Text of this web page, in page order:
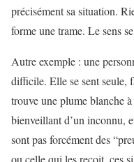
précisément sa situation.
forme une trame. Le sens
Autre exemple : une
difficile. Elle se sent seule,
trouve une plume blanche
bienveillant d’un inconnu,
sont pas forcément des
ou celle qui les reçoit, ces